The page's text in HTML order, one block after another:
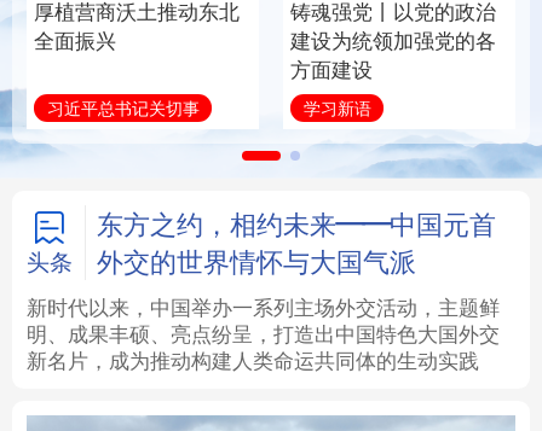
访谈 视频 图片 政务
信息化 数字经济
学术中国 乡村振兴 银龄 溯源中国
城市 旅游 能源
彩票 娱乐 时尚 悦读
厚植营商沃土推动东北
全面振兴
习近平总书记关切事
铸魂强党丨以党的政治
建设为统领加强党的各
方面建设
学习新语
头条
东方之约，相约未来——中国元首
外交的世界情怀与大国气派
新时代以来，中国举办一系列主场外交活动，主题鲜
明、成果丰硕、亮点纷呈，打造出中国特色大国外交
新名片，成为推动构建人类命运共同体的生动实践